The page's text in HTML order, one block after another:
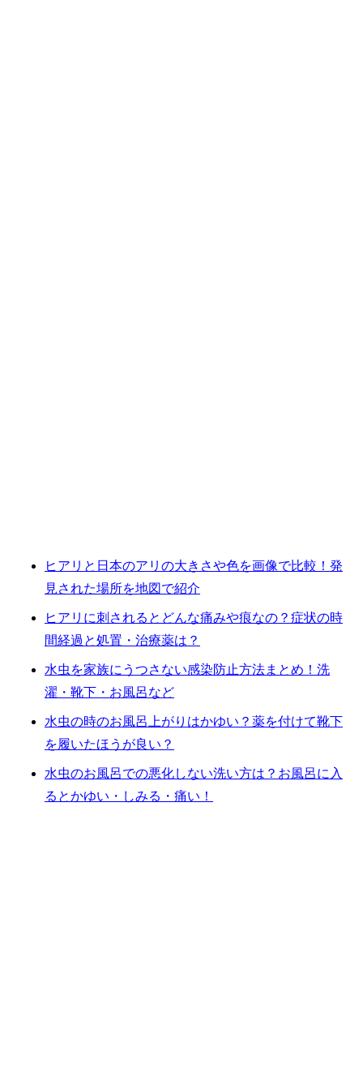
ヒアリと日本のアリの大きさや色を画像で比較！発
見された場所を地図で紹介
ヒアリに刺されるとどんな痛みや痕なの？症状の時
間経過と処置・治療薬は？
水虫を家族にうつさない感染防止方法まとめ！洗
濯・靴下・お風呂など
水虫の時のお風呂上がりはかゆい？薬を付けて靴下
を履いたほうが良い？
水虫のお風呂での悪化しない洗い方は？お風呂に入
るとかゆい・しみる・痛い！